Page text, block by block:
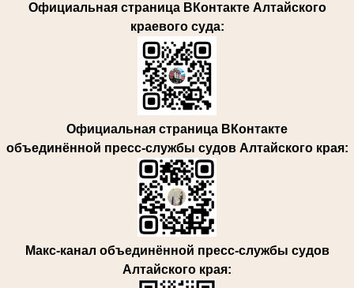
Официальная страница ВКонтакте Алтайского
краевого суда:
Официальная страница ВКонтакте
объединённой пресс-службы судов Алтайского края:
Макс-канал объединённой пресс-службы судов
Алтайского края: